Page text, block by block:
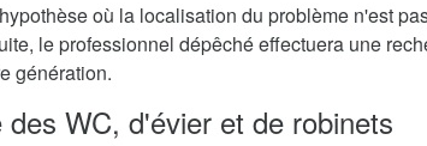
où la localisation du problème n'est
le professionnel dépêché effectuera une
génération.
des WC, d'évier et de robinets